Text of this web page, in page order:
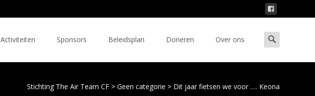
Activiteiten Sponsors Beleidsplan Doneren Over ons
Zoeken
naar:
Stichting The Air Team CF > Geen categorie > Dit jaar fietsen we voor …. Keona